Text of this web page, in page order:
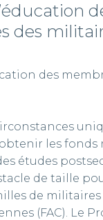
des
des
les fonds
études
de taille
de militaires
(FAC). Le